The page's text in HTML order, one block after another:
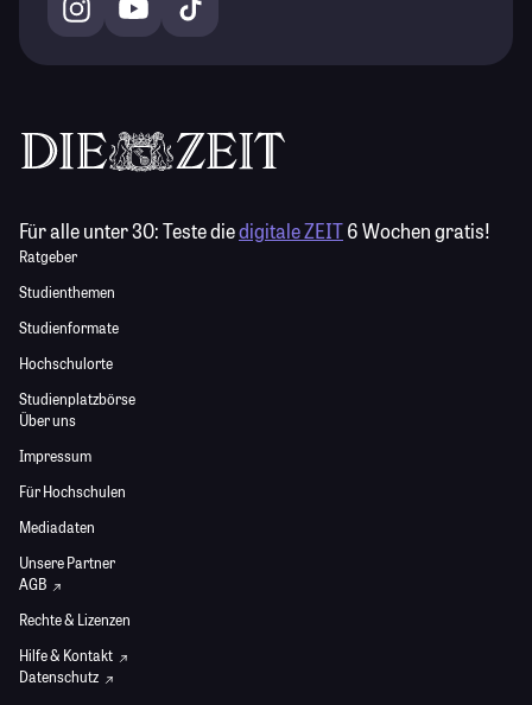
Für alle unter 30:Teste diedigitale ZEIT6 Wochen gratis!
Ratgeber
Studienthemen
Studienformate
Hochschulorte
Studienplatzbörse
Über uns
Impressum
Für Hochschulen
Mediadaten
Unsere Partner
AGB
Rechte & Lizenzen
Hilfe & Kontakt
Datenschutz